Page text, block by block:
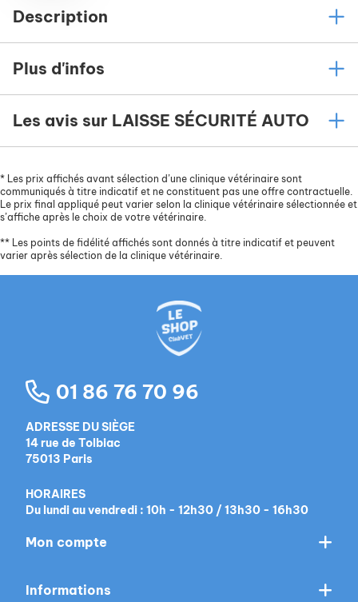
Description
Plus d'infos
Les avis sur LAISSE SÉCURITÉ AUTO
* Les prix affichés avant sélection d’une clinique vétérinaire sont
communiqués à titre indicatif et ne constituent pas une offre contractuelle.
Le prix final appliqué peut varier selon la clinique vétérinaire sélectionnée et
s’affiche après le choix de votre vétérinaire.
** Les points de fidélité affichés sont donnés à titre indicatif et peuvent
varier après sélection de la clinique vétérinaire.
01 86 76 70 96
ADRESSE DU SIÈGE
14 rue de Tolbiac
75013 Paris
HORAIRES
Du lundi au vendredi : 10h - 12h30 / 13h30 - 16h30
Mon compte
Informations